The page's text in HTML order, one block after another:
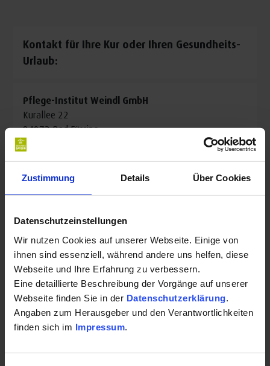
Zustimmung Details Über Cookies
Datenschutzeinstellungen
Wir nutzen Cookies auf unserer Webseite. Einige von
ihnen sind essenziell, während andere uns helfen, diese
Webseite und Ihre Erfahrung zu verbessern.
Eine detaillierte Beschreibung der Vorgänge auf unserer
Webseite finden Sie in der Datenschutzerklärung
Angaben zum Herausgeber und den Verantwortlichkeiten
finden sich im Impressum
Kontakt für Ihre Kur oder Ihren Gesundheits-
Urlaub:
Pflege-Institut Weindl GmbH
Kurallee 22
94072 Bad Füssing
Auf Karte anzeigen
Telefon:
office@pflege-institut.de
Website:
pflege-institut.de/